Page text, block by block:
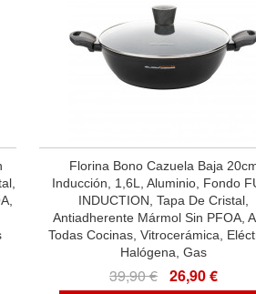
Florina Bono Cazuela Baja
Inducción, 1,6L, Aluminio, Fondo
INDUCTION, Tapa De Cristal,
Antiadherente Mármol Sin PFOA,
Todas Cocinas, Vitrocerámica,
Halógena, Gas
39,90 € 26,90 €